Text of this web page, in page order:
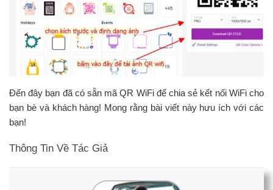
Đến đây bạn đã có sẵn mã QR WiFi để chia sẻ kết nối WiFi cho
bạn bè và khách hàng! Mong rằng bài viết này hưu ích với các
bạn!
Thông Tin Về Tác Giả